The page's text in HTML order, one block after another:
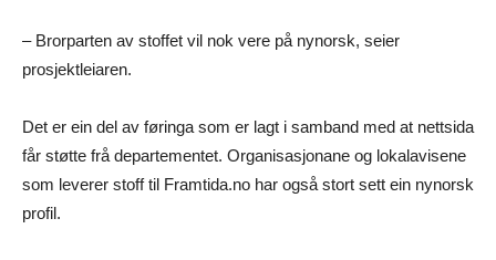
– Brorparten av stoffet vil nok vere på nynorsk, seier
prosjektleiaren.
Det er ein del av føringa som er lagt i samband med at nettsida
får støtte frå departementet. Organisasjonane og lokalavisene
som leverer stoff til Framtida.no har også stort sett ein nynorsk
profil.